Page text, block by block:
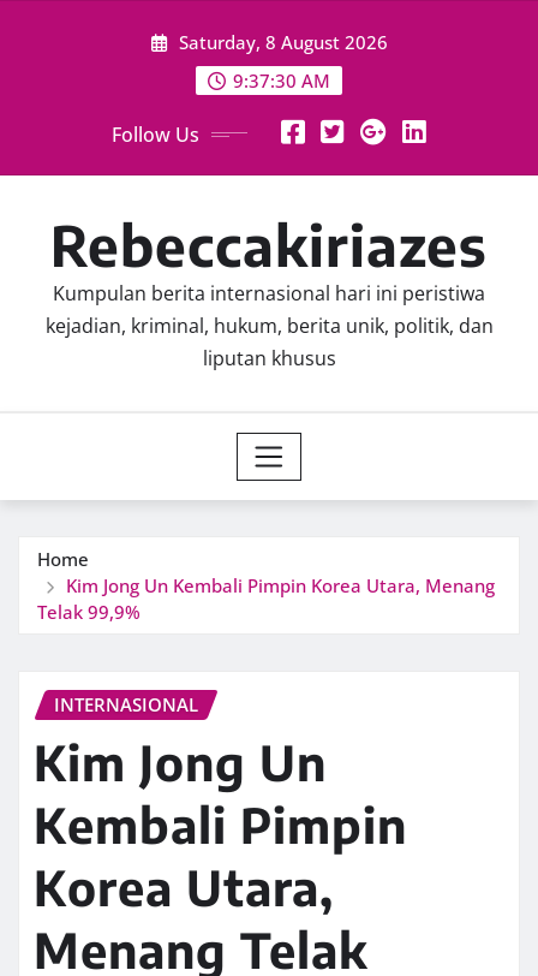
Saturday, 8 August 2026
9:37:32 AM
Follow Us
Rebeccakiriazes
Kumpulan berita internasional hari ini peristiwa
kejadian, kriminal, hukum, berita unik, politik, dan
liputan khusus
Home
Kim Jong Un Kembali Pimpin Korea Utara, Menang
Telak 99,9%
INTERNASIONAL
Kim Jong Un
Kembali Pimpin
Korea Utara,
Menang Telak